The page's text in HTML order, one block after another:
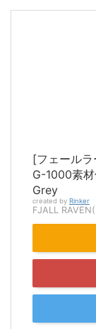
[フェール
G-1000素
Grey
created by Rinker
FJALL